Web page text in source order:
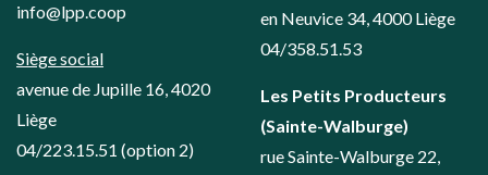
info@lpp.coop
Siège social
avenue de Jupille 16, 4020
Liège
04/223.15.51 (option 2)
en Neuvice 34, 4000 Liège
04/358.51.53
Les Petits Producteurs
(Sainte-Walburge)
rue Sainte-Walburge 22,